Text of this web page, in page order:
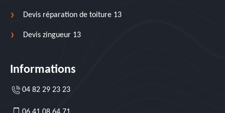
Devis réparation de toiture 13
Devis zingueur 13
Informations
04 82 29 23 23